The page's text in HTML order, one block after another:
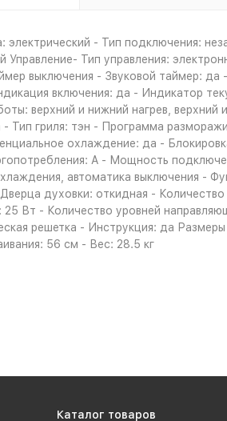
- Тип подключения:
Тип управления:
выключения - Звуковой таймер:
включения: да - Индикатор
верхний и нижний нагрев, верхний
- Тип гриля: тэн - Программа
охлаждение: да -
A - Мощность
автоматика выключения -
духовки: откидная -
Вт - Количество уровней
решетка - Инструкция: да
56 см - Вес: 28.5 кг
Каталог товаров